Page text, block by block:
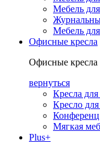
Мебель
Мебель
Офисные кресла
Офисные кресла
вернуться
Кресла
Кресло
Конференц
Мягкая
Plus+